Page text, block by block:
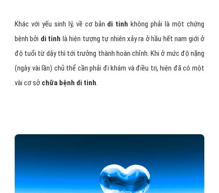
Khác với yếu sinh lý, về cơ bản di tinhkhông phải là một chứng
bệnh bởi di tinh là hiện tượng tự nhiên xảy ra ở hầu hết nam giới ở
độ tuổi từ dậy thì tới trưởng thành hoàn chỉnh. Khi ở mức độ nặng
(ngày vài lần) chủ thể cần phải đi khám và điều trị, hiện đã có một
vài cơ sở chữa bệnh di tinh.